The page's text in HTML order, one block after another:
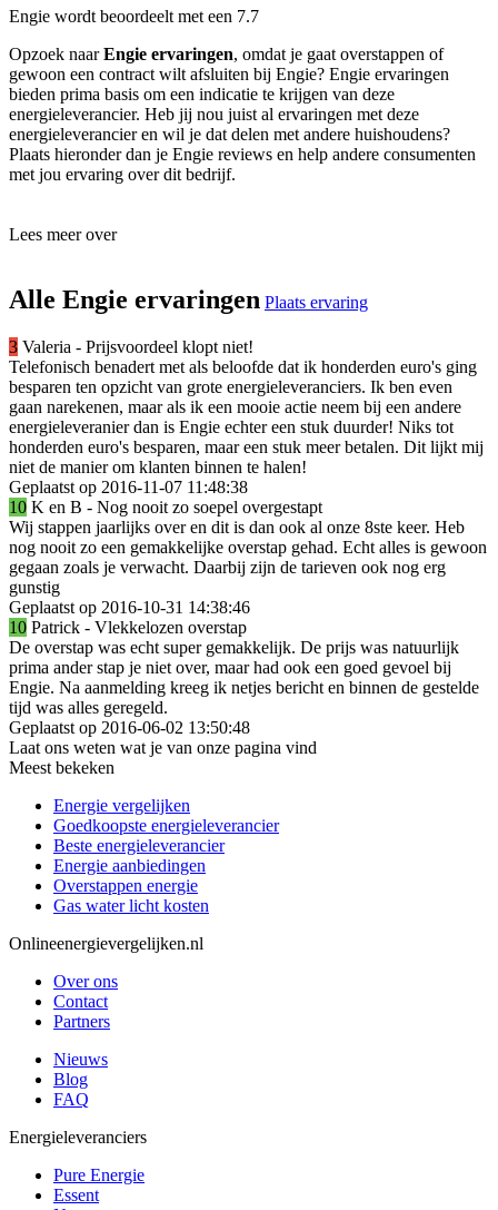
Engie wordt beoordeelt met een 7.7
Opzoek naarEngie ervaringen, omdat je gaat overstappen of
gewoon een contract wilt afsluiten bij Engie? Engie ervaringen
bieden prima basis om een indicatie te krijgen van deze
energieleverancier. Heb jij nou juist al ervaringen met deze
energieleverancier en wil je dat delen met andere huishoudens?
Plaats hieronder dan je Engie reviews en help andere consumenten
met jou ervaring over dit bedrijf.
Lees meer over
Alle Engie ervaringen Plaats ervaring
3 Valeria - Prijsvoordeel klopt niet!
Telefonisch benadert met als beloofde dat ik honderden euro's ging
besparen ten opzicht van grote energieleveranciers. Ik ben even
gaan narekenen, maar als ik een mooie actie neem bij een andere
energieleveranier dan is Engie echter een stuk duurder! Niks tot
honderden euro's besparen, maar een stuk meer betalen. Dit lijkt mij
niet de manier om klanten binnen te halen!
Geplaatst op 2016-11-07 11:48:38
10 K en B - Nog nooit zo soepel overgestapt
Wij stappen jaarlijks over en dit is dan ook al onze 8ste keer. Heb
nog nooit zo een gemakkelijke overstap gehad. Echt alles is gewoon
gegaan zoals je verwacht. Daarbij zijn de tarieven ook nog erg
gunstig
Geplaatst op 2016-10-31 14:38:46
10 Patrick - Vlekkelozen overstap
De overstap was echt super gemakkelijk. De prijs was natuurlijk
prima ander stap je niet over, maar had ook een goed gevoel bij
Engie. Na aanmelding kreeg ik netjes bericht en binnen de gestelde
tijd was alles geregeld.
Geplaatst op 2016-06-02 13:50:48
Laat ons weten wat je van onze pagina vind
Meest bekeken
Energie vergelijken
Goedkoopste energieleverancier
Beste energieleverancier
Energie aanbiedingen
Overstappen energie
Gas water licht kosten
Onlineenergievergelijken.nl
Over ons
Contact
Partners
Nieuws
Blog
FAQ
Energieleveranciers
Pure Energie
Essent